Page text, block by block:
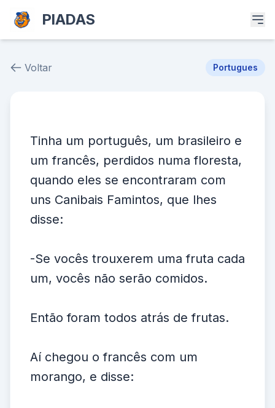
PIADAS
Voltar Portugues
Tinha um português, um brasileiro e
um francês, perdidos numa floresta,
quando eles se encontraram com
uns Canibais Famintos, que lhes
disse:
-Se vocês trouxerem uma fruta cada
um, vocês não serão comidos.
Então foram todos atrás de frutas.
Aí chegou o francês com um
morango, e disse: